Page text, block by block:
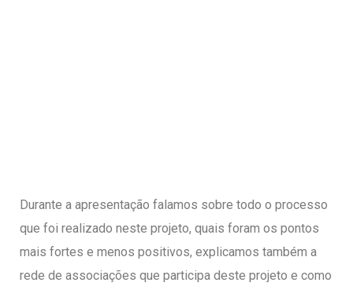
Durante a apresentação falamos sobre todo o processo
que foi realizado neste projeto, quais foram os pontos
mais fortes e menos positivos, explicamos também a
rede de associações que participa deste projeto e como